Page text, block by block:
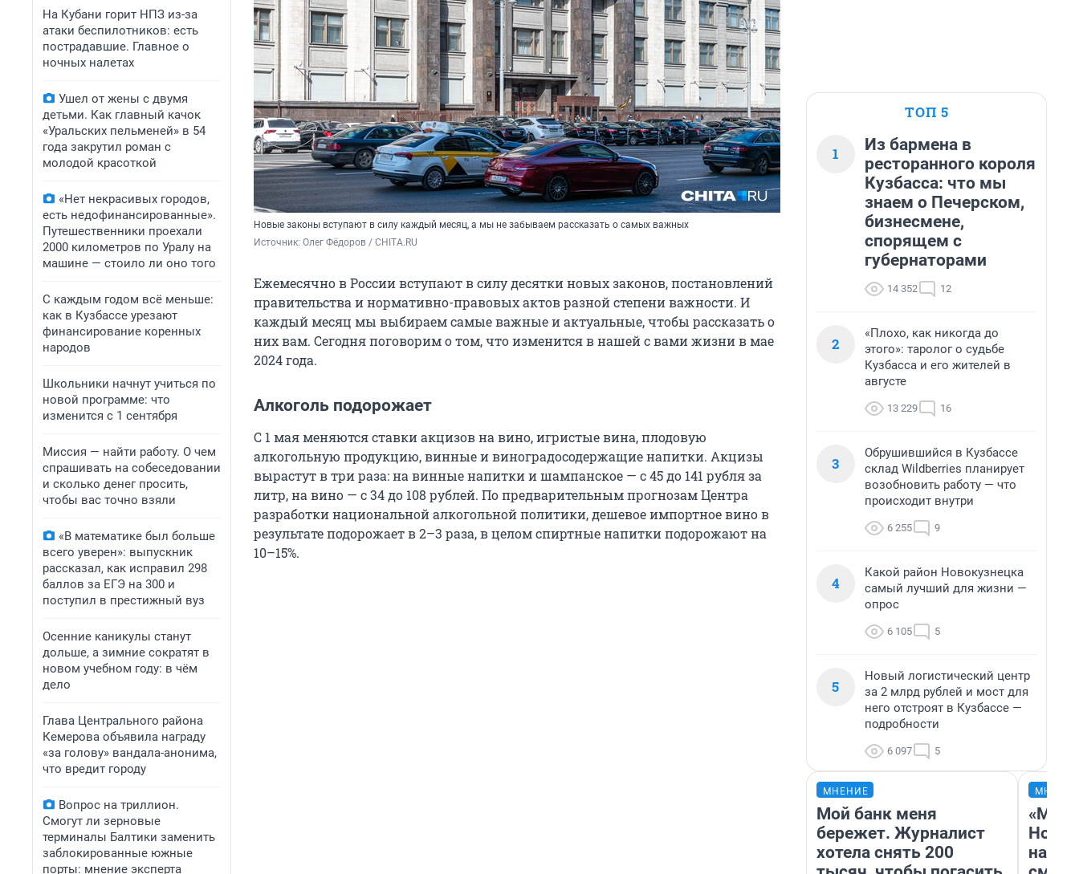
На Кубани горит НПЗ из-за
атаки беспилотников: есть
пострадавшие. Главное о
ночных налетах
Ушел от жены с двумя
детьми. Как главный качок
«Уральских пельменей» в 54
года закрутил роман с
молодой красоткой
«Нет некрасивых городов,
есть недофинансированные».
Путешественники проехали
2000 километров по Уралу на
машине — стоило ли оно того
С каждым годом всё меньше:
как в Кузбассе урезают
финансирование коренных
народов
Школьники начнут учиться по
новой программе: что
изменится с 1 сентября
Миссия — найти работу. О чем
спрашивать на собеседовании
и сколько денег просить,
чтобы вас точно взяли
«В математике был больше
всего уверен»: выпускник
рассказал, как исправил 298
баллов за ЕГЭ на 300 и
поступил в престижный вуз
Осенние каникулы станут
дольше, а зимние сократят в
новом учебном году: в чём
дело
Глава Центрального района
Кемерова объявила награду
«за голову» вандала-анонима,
что вредит городу
Вопрос на триллион.
Смогут ли зерновые
терминалы Балтики заменить
заблокированные южные
порты: мнение эксперта
Новые законы вступают в силу каждый месяц, а мы не забываем рассказать о самых важных
Источник: Олег Фёдоров / CHITA.RU
Ежемесячно в России вступают в силу десятки новых законов, постановлений
правительства и нормативно-правовых актов разной степени важности. И
каждый месяц мы выбираем самые важные и актуальные, чтобы рассказать о
них вам. Сегодня поговорим о том, что изменится в нашей с вами жизни в мае
2024 года.
Алкоголь подорожает
С 1 мая меняются ставки акцизов на вино, игристые вина, плодовую
алкогольную продукцию, винные и виноградосодержащие напитки. Акцизы
вырастут в три раза: на винные напитки и шампанское — с 45 до 141 рубля за
литр, на вино — с 34 до 108 рублей. По предварительным прогнозам Центра
разработки национальной алкогольной политики, дешевое импортное вино в
результате подорожает в 2–3 раза, в целом спиртные напитки подорожают на
10–15%.
ТОП 5
1
Из бармена в
ресторанного короля
Кузбасса: что мы
знаем о Печерском,
бизнесмене,
спорящем с
губернаторами
14 352 12
2
«Плохо, как никогда до
этого»: таролог о судьбе
Кузбасса и его жителей в
августе
13 229 16
3
Обрушившийся в Кузбассе
склад Wildberries планирует
возобновить работу — что
происходит внутри
6 255 9
4
Какой район Новокузнецка
самый лучший для жизни —
опрос
6 105 5
5
Новый логистический центр
за 2 млрд рублей и мост для
него отстроят в Кузбассе —
подробности
6 097 5
МНЕНИЕ
Мой банк меня
бережет. Журналист
хотела снять 200
«Мы